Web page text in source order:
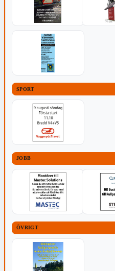
SPORT
JOBB
ÖVRIGT